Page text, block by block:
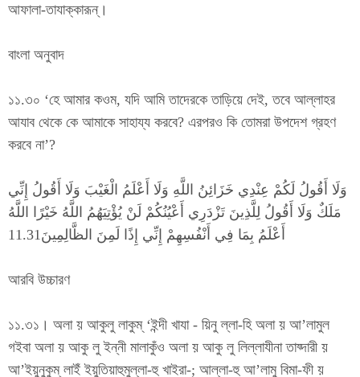
আফালা-তাযাক্কারূন্।
বাংলা অনুবাদ
১১.৩০ ‘হে আমার কওম, যদি আমি তাদেরকে তাড়িয়ে দেই, তবে আল্লাহর
আযাব থেকে কে আমাকে সাহায্য করবে? এরপরও কি তোমরা উপদেশ গ্রহণ
করবে না’?
وَلَا أَقُولُ لَكُمْ عِنْدِي خَزَائِنُ اللَّهِ وَلَا أَعْلَمُ الْغَيْبَ وَلَا أَقُولُ إِنِّي
مَلَكٌ وَلَا أَقُولُ لِلَّذِينَ تَزْدَرِي أَعْيُنُكُمْ لَنْ يُؤْتِيَهُمُ اللَّهُ خَيْرًا اللَّهُ
أَعْلَمُ بِمَا فِي أَنْفُسِهِمْ إِنِّي إِذًا لَمِنَ الظَّالِمِينَ11.31
আরবি উচ্চারণ
১১.৩১। অলা য় আকুলু লাকুম্ ‘ইন্দী খাযা - য়িনু ল্লা-হি অলা য় আ’লামুল
গইবা অলা য় আকু লু ইন্নী মালাকুঁও অলা য় আকু লু লিল্লাযীনা তায্দারী য়
আ’ইয়ুনুকুম্ লাইঁ ইয়ুতিয়াহুমুল্লা-হু খাইরা-; আল্লা-হু আ’লামু বিমা-ফী য়